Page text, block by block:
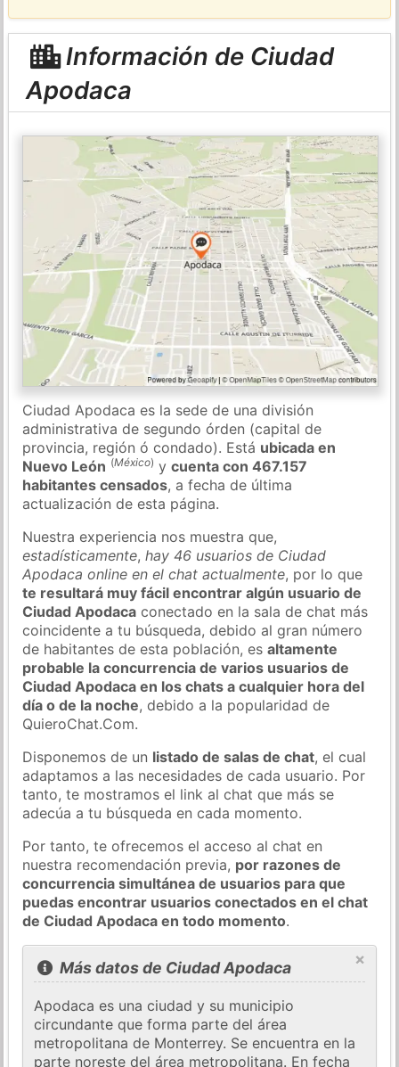
Información de Ciudad
Apodaca
Ciudad Apodaca es la sede de una división
administrativa de segundo órden (capital de
provincia, región ó condado). Está ubicada en
Nuevo León (México) ycuenta con 467.157
habitantes censados, a fecha de última
actualización de esta página.
Nuestra experiencia nos muestra que,
estadísticamente,hay 46 usuarios de Ciudad
Apodaca online en el chat actualmente, por lo que
te resultará muy fácil encontrar algún usuario de
Ciudad Apodaca conectado en la sala de chat más
coincidente a tu búsqueda, debido al gran número
de habitantes de esta población, esaltamente
probable la concurrencia de varios usuarios de
Ciudad Apodaca en los chats a cualquier hora del
día o de la noche, debido a la popularidad de
QuieroChat.Com.
Disponemos de un listado de salas de chat, el cual
adaptamos a las necesidades de cada usuario. Por
tanto, te mostramos el link al chat que más se
adecúa a tu búsqueda en cada momento.
Por tanto, te ofrecemos el acceso al chat en
nuestra recomendación previa, por razones de
concurrencia simultánea de usuarios para que
puedas encontrar usuarios conectados en el chat
de Ciudad Apodaca en todo momento.
×
Más datos de Ciudad Apodaca
Apodaca es una ciudad y su municipio
circundante que forma parte del área
metropolitana de Monterrey. Se encuentra en la
parte noreste del área metropolitana. En fecha